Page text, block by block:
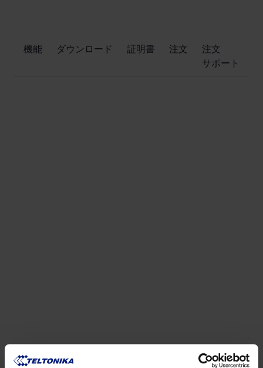
​機能 証明書
ダウンロード 注文
注文
サポート